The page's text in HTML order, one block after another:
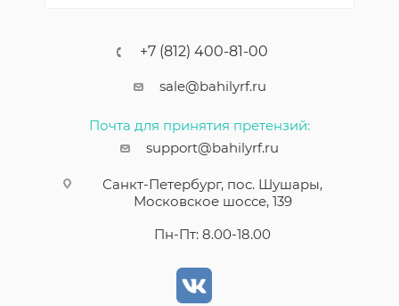
+7 (812) 400-81-00
sale@bahilyrf.ru
Почта для принятия претензий:
support@bahilyrf.ru
Санкт-Петербург, пос. Шушары,
Московское шоссе, 139
Пн-Пт: 8.00-18.00